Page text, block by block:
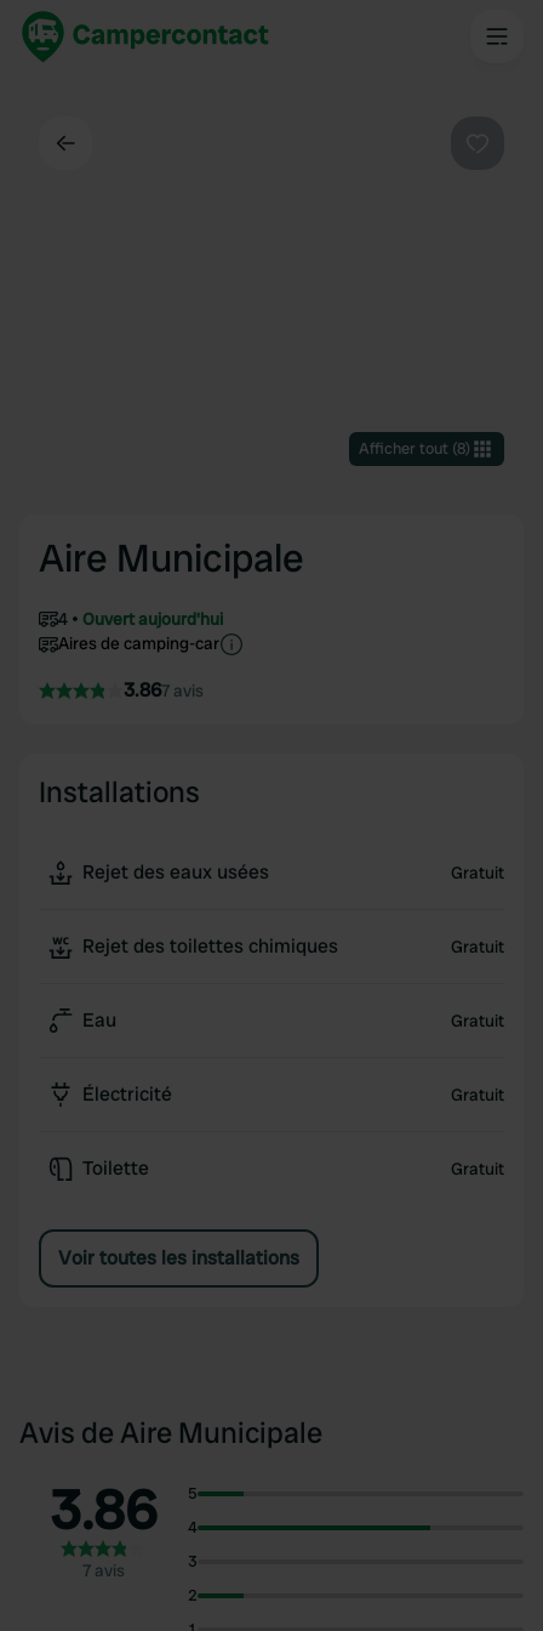
Afficher tout(8)
Aire Municipale
4
Ouvert aujourd'hui
Aires de camping-car
3.867 avis
Installations
Rejet des eaux usées Gratuit
Rejet des toilettes chimiques Gratuit
Eau Gratuit
Électricité Gratuit
Toilette Gratuit
Voir toutes les installations
Avis de Aire Municipale
3.86
7 avis
5
4
3
2